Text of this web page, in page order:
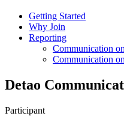
Getting Started
Why Join
Reporting
Communication
Communication
Detao
Participant